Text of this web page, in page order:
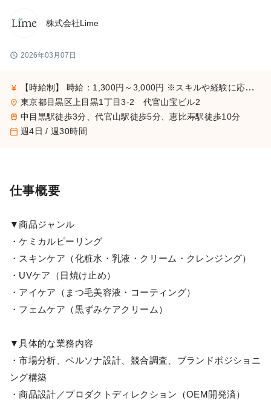
株式会社Lime
schedule 2026年03月07日
currency_yen 【時給制】 時給：1,300円～3,000円 ※スキルや経験に応じて昇給します。 【月給制】 尚、フルコミットできる方は月給制もご用意しております。 月給: 230,000円〜 ※毎月行う評価面談により毎月昇給の可能性あり ※年間の昇給平均額80,000円
place 東京都目黒区上目黒1丁目3-2 代官山宝ビル2
train 中目黒駅徒歩3分、代官山駅徒歩5分、恵比寿駅徒歩10分
calendar_today 週4日 / 週30時間
仕事概要
▼商品ジャンル
・ケミカルピーリング
・スキンケア（化粧水・乳液・クリーム・クレンジング）
・UVケア（日焼け止め）
・アイケア（まつ毛美容液・コーティング）
・フェムケア（黒ずみケアクリーム）
▼具体的な業務内容
・市場分析、ペルソナ設計、競合調査、ブランドポジショニ
ング構築
・商品設計／プロダクトディレクション（OEM開発済）